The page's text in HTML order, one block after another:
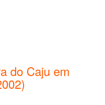
do Caju em